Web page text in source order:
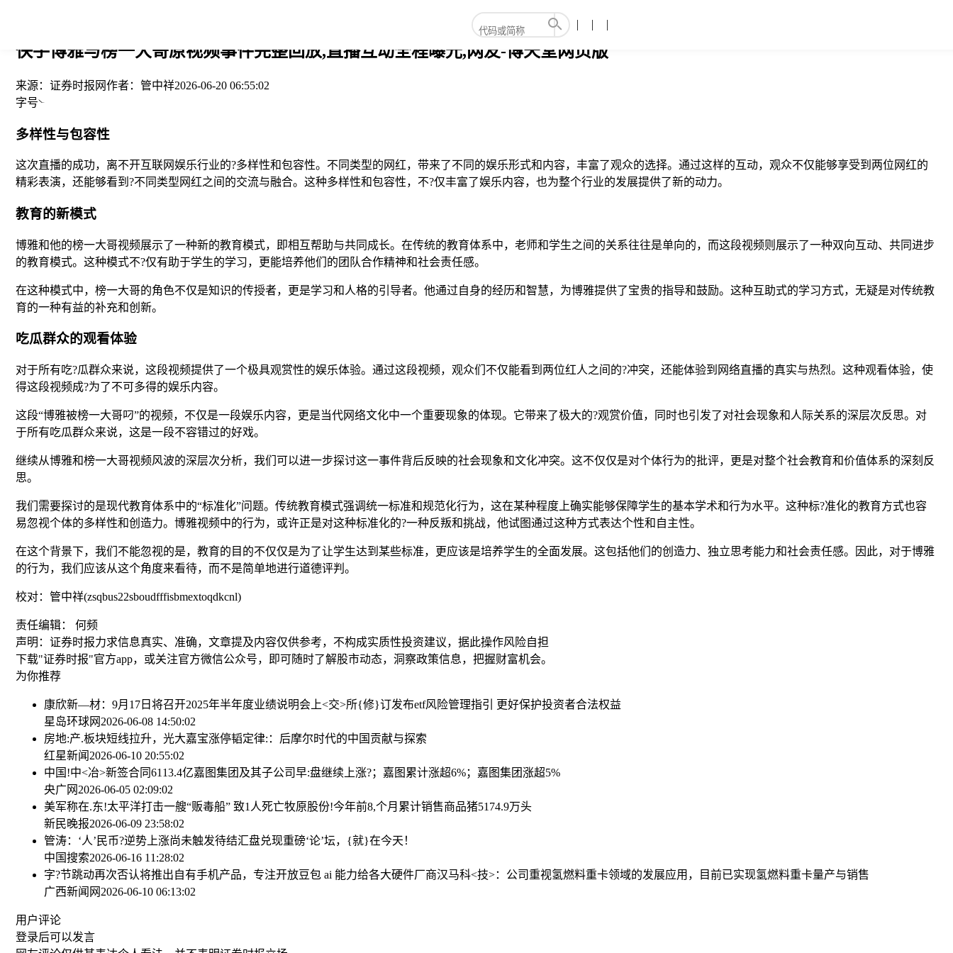
快手博雅与榜一大哥原视频事件完整回放,直播互动全程曝光,网友-博天堂网页版
来源： 证券时报网作者： 管中祥2026-06-20 06:55:02
字号
多样性与包容性
这次直播的成功，离不开互联网娱乐行业的?多样性和包容性。不同类型的网红，带来了不同的娱乐形式和内容，丰富了观众的选择。通过这样的互动，观众不仅能够享受到两位网红的
精彩表演，还能够看到?不同类型网红之间的交流与融合。这种多样性和包容性，不?仅丰富了娱乐内容，也为整个行业的发展提供了新的动力。
教育的新模式
博雅和他的榜一大哥视频展示了一种新的教育模式，即相互帮助与共同成长。在传统的教育体系中，老师和学生之间的关系往往是单向的，而这段视频则展示了一种双向互动、共同进步
的教育模式。这种模式不?仅有助于学生的学习，更能培养他们的团队合作精神和社会责任感。
在这种模式中，榜一大哥的角色不仅是知识的传授者，更是学习和人格的引导者。他通过自身的经历和智慧，为博雅提供了宝贵的指导和鼓励。这种互助式的学习方式，无疑是对传统教
育的一种有益的补充和创新。
吃瓜群众的观看体验
对于所有吃?瓜群众来说，这段视频提供了一个极具观赏性的娱乐体验。通过这段视频，观众们不仅能看到两位红人之间的?冲突，还能体验到网络直播的真实与热烈。这种观看体验，使
得这段视频成?为了不可多得的娱乐内容。
这段“博雅被榜一大哥叼”的视频，不仅是一段娱乐内容，更是当代网络文化中一个重要现象的体现。它带来了极大的?观赏价值，同时也引发了对社会现象和人际关系的深层次反思。对
于所有吃瓜群众来说，这是一段不容错过的好戏。
继续从博雅和榜一大哥视频风波的深层次分析，我们可以进一步探讨这一事件背后反映的社会现象和文化冲突。这不仅仅是对个体行为的批评，更是对整个社会教育和价值体系的深刻反
思。
我们需要探讨的是现代教育体系中的“标准化”问题。传统教育模式强调统一标准和规范化行为，这在某种程度上确实能够保障学生的基本学术和行为水平。这种标?准化的教育方式也容
易忽视个体的多样性和创造力。博雅视频中的行为，或许正是对这种标准化的?一种反叛和挑战，他试图通过这种方式表达个性和自主性。
在这个背景下，我们不能忽视的是，教育的目的不仅仅是为了让学生达到某些标准，更应该是培养学生的全面发展。这包括他们的创造力、独立思考能力和社会责任感。因此，对于博雅
的行为，我们应该从这个角度来看待，而不是简单地进行道德评判。
校对：管中祥(zsqbus22sboudfffisbmextoqdkcnl)
责任编辑： 何频
声明：证券时报力求信息真实、准确，文章提及内容仅供参考，不构成实质性投资建议，据此操作风险自担
下载"证券时报"官方app，或关注官方微信公众号，即可随时了解股市动态，洞察政策信息，把握财富机会。
为你推荐
康欣新—材：9月17日将召开2025年半年度业绩说明会 上<交>所{修}订发布etf风险管理指引 更好保护投资者合法权益
星岛环球网 2026-06-08 14:50:02
房地:产.板块短线拉升，光大嘉宝涨停韬定律:：后摩尔时代的中国贡献与探索
红星新闻 2026-06-10 20:55:02
中国!中<冶>新签合同6113.4亿嘉图集团及其子公司早:盘继续上涨?；嘉图累计涨超6%；嘉图集团涨超5%
央广网 2026-06-05 02:09:02
美军称在.东!太平洋打击一艘“贩毒船” 致1人死亡牧原股份!今年前8,个月累计销售商品猪5174.9万头
新民晚报2026-06-09 23:58:02
管涛：‘人’民币?逆势上涨尚未触发待结汇盘兑现重磅‘论’坛，{就}在今天！
中国搜索2026-06-16 11:28:02
字?节跳动再次否认将推出自有手机产品，专注开放豆包 ai 能力给各大硬件厂商汉马科<技>：公司重视氢燃料重卡领域的发展应用，目前已实现氢燃料重卡量产与销售
广西新闻网 2026-06-10 06:13:02
用户评论
登录后可以发言